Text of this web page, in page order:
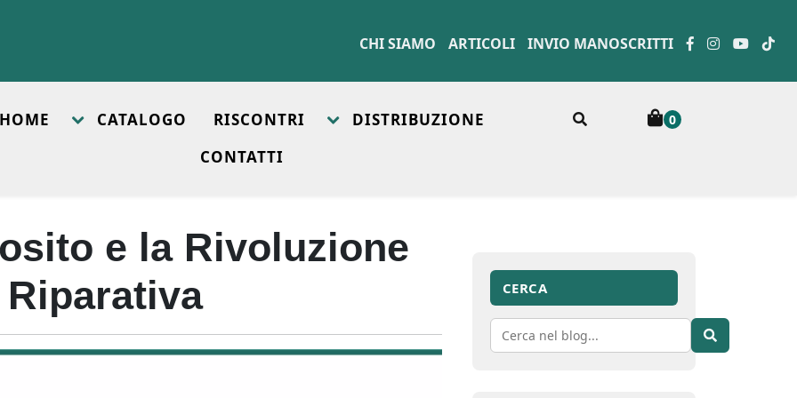
CHI SIAMO ARTICOLI INVIO MANOSCRITTI
HOME CATALOGO RISCONTRI
DISTRIBUZIONE
CONTATTI
0
e la Rivoluzione
CERCA